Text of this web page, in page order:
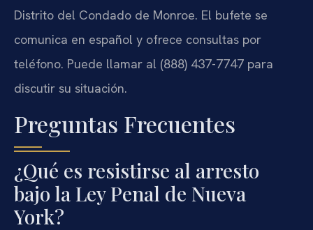
Distrito del Condado de Monroe. El bufete se
comunica en español y ofrece consultas por
teléfono. Puede llamar al (888) 437-7747 para
discutir su situación.
Preguntas Frecuentes
¿Qué es resistirse al arresto
bajo la Ley Penal de Nueva
York?